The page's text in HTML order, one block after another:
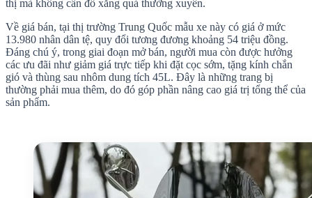
thị mà không cần đổ xăng quá thường xuyên.
Về giá bán, tại thị trường Trung Quốc mẫu xe này có giá ở mức
13.980 nhân dân tệ, quy đổi tương đương khoảng 54 triệu đồng.
Đáng chú ý, trong giai đoạn mở bán, người mua còn được hưởng
các ưu đãi như giảm giá trực tiếp khi đặt cọc sớm, tặng kính chắn
gió và thùng sau nhôm dung tích 45L. Đây là những trang bị
thường phải mua thêm, do đó góp phần nâng cao giá trị tổng thể của
sản phẩm.